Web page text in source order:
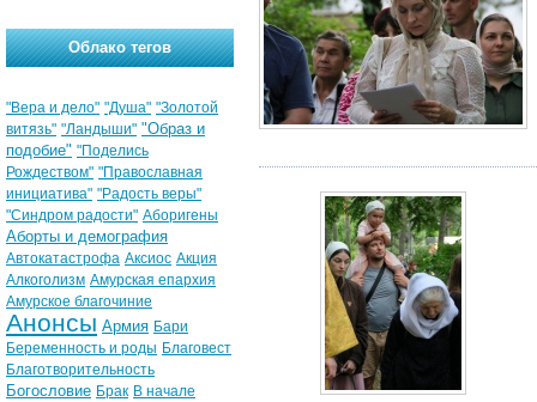
Облако тегов
"Вера и дело" "Душа" "Золотой
витязь" "Ландыши" "Образ и
подобие" "Поделись
Рождеством" "Православная
инициатива" "Радость веры"
"Синдром радости" Аборигены
Аборты и демография
Автокатастрофа Аксиос Акция
Алкоголизм Амурская епархия
Амурское благочиние
Анонсы Армия Бари
Беременность и роды Благовест
Благотворительность
Богословие Брак В начале